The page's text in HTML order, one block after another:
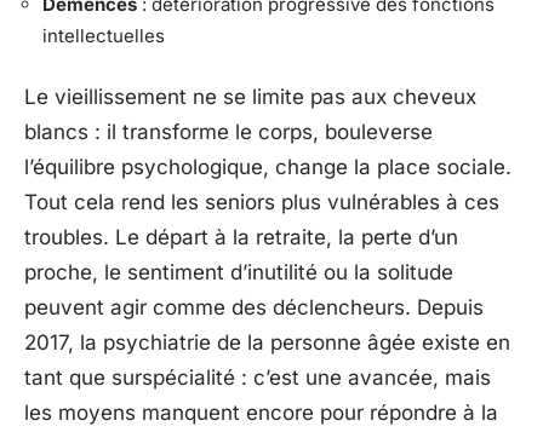
intellectuelles
Le vieillissement ne se limite pas aux cheveux
blancs : il transforme le corps, bouleverse
l’équilibre psychologique, change la place sociale.
Tout cela rend les seniors plus vulnérables à ces
troubles. Le départ à la retraite, la perte d’un
proche, le sentiment d’inutilité ou la solitude
peuvent agir comme des déclencheurs. Depuis
2017, la psychiatrie de la personne âgée existe en
tant que surspécialité : c’est une avancée, mais
les moyens manquent encore pour répondre à la